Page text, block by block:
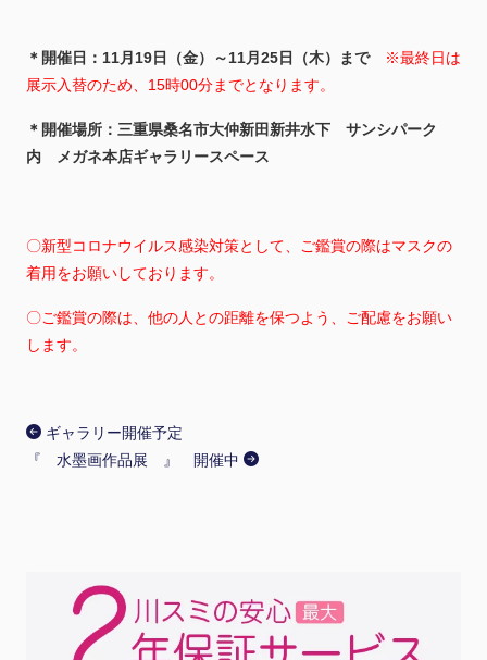
＊開催日：11月19日（金）～11月25日（木）まで
※最終日は
展示入替のため、15時00分までとなります。
＊開催場所：三重県桑名市大仲新田新井水下 サンシパーク
内 メガネ本店ギャラリースペース
〇新型コロナウイルス感染対策として、ご鑑賞の際はマスクの
着用をお願いしております。
〇ご鑑賞の際は、他の人との距離を保つよう、ご配慮をお願い
します。
ギャラリー開催予定
『 水墨画作品展 』 開催中